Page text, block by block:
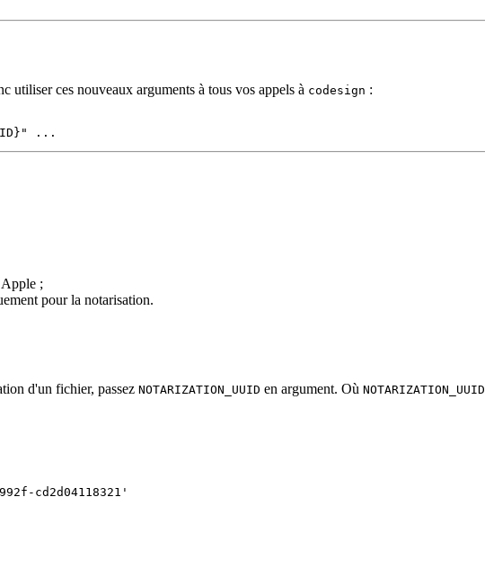
utiliser ces nouveaux arguments à tous vos appels à codesign :
;
pour la notarisation.
d'un fichier, passez NOTARIZATION_UUID en argument. Où NOTARIZATION_UUID
cd2d04118321'